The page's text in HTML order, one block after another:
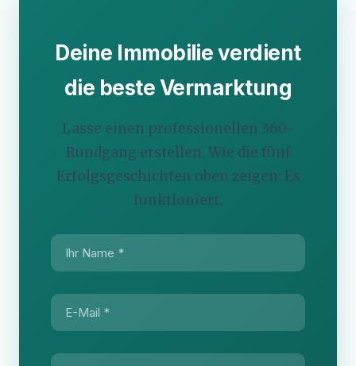
Deine Immobilie verdient
die beste Vermarktung
Lasse einen professionellen 360-
Rundgang erstellen. Wie die fünf
Erfolgsgeschichten oben zeigen: Es
funktioniert.